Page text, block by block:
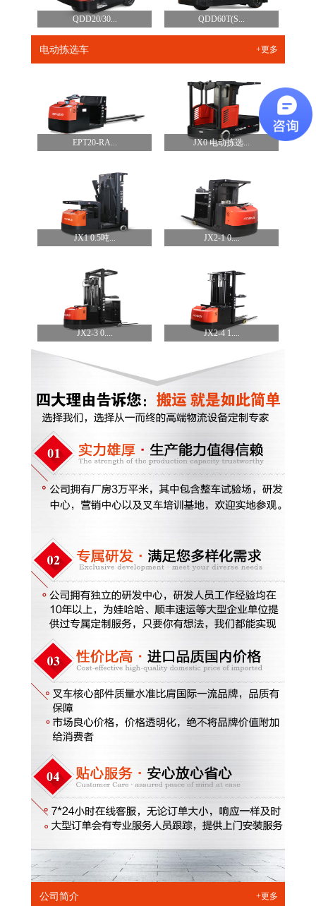
QDD20/30... QDD60T(S...
电动拣选车 +更多
EPT20-RA... JX0 电动拣选...
JX1 0.5吨... JX2-1 0....
JX2-3 0.... JX2-4 1....
公司简介 +更多